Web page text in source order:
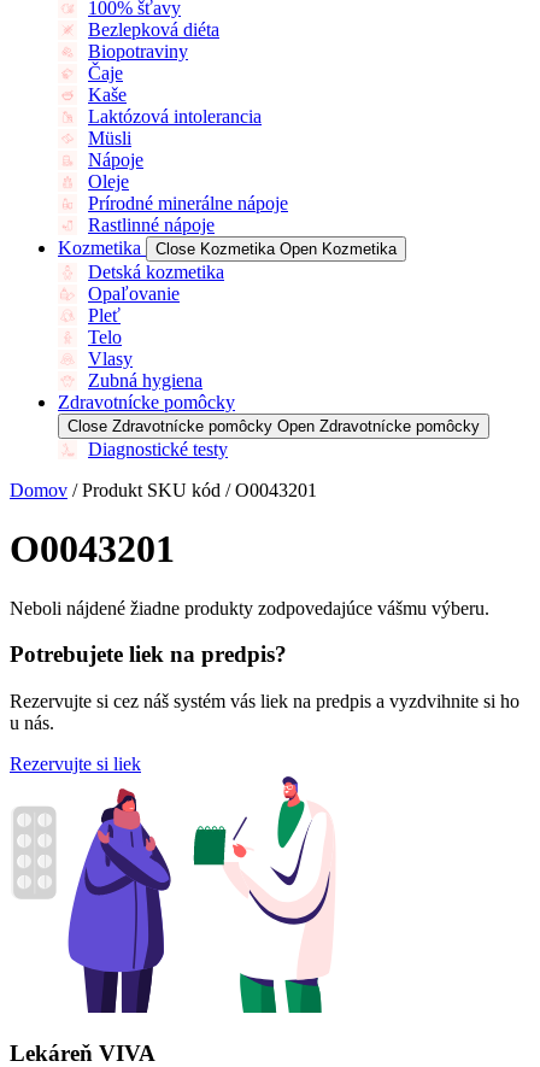
100% šťavy
Bezlepková diéta
Biopotraviny
Čaje
Kaše
Laktózová intolerancia
Müsli
Nápoje
Oleje
Prírodné minerálne nápoje
Rastlinné nápoje
Kozmetika
Close Kozmetika Open Kozmetika
Detská kozmetika
Opaľovanie
Pleť
Telo
Vlasy
Zubná hygiena
Zdravotnícke pomôcky
Close Zdravotnícke pomôcky Open Zdravotnícke pomôcky
Diagnostické testy
Domov / Produkt SKU kód / O0043201
O0043201
Neboli nájdené žiadne produkty zodpovedajúce vášmu výberu.
Potrebujete liek na predpis?
Rezervujte si cez náš systém vás liek na predpis a vyzdvihnite si ho
u nás.
Rezervujte si liek
Lekáreň VIVA